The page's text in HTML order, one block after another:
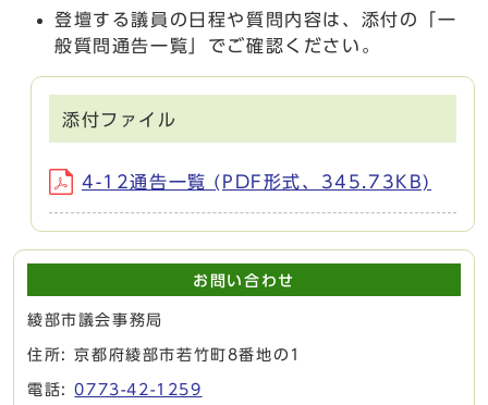
登壇する議員の日程や質問内容は、添付の「一
般質問通告一覧」でご確認ください。
添付ファイル
4-12通告一覧 (PDF形式、345.73KB)
お問い合わせ
綾部市議会事務局
住所: 京都府綾部市若竹町8番地の1
電話:0773-42-1259